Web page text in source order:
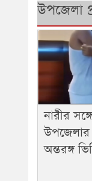
উপজেলা
নারীর
অন্তরঙ্গ